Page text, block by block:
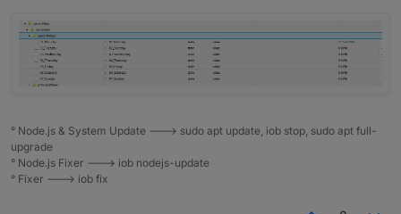
° Node.js & System Update ---> sudo apt update, iob stop, sudo apt full-
upgrade
° Node.js Fixer ---> iob nodejs-update
° Fixer ---> iob fix